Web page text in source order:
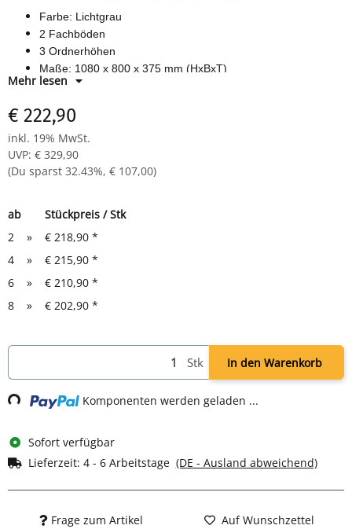
Farbe: Lichtgrau
2 Fachböden
3 Ordnerhöhen
Maße: 1080 x 800 x 375 mm (HxBxT)
Material: Holzspanwerkstoff
Mehr lesen
€ 222,90
inkl. 19% MwSt.
UVP: € 329,90
(Du sparst 32.43%, € 107,00)
ab
Stückpreis / Stk
2
» € 218,90 *
4
» € 215,90 *
6
» € 210,90 *
8
» € 202,90 *
Stk In den Warenkorb
Loading... Komponenten werden geladen ...
Sofort verfügbar
Lieferzeit: 4 - 6 Arbeitstage (DE - Ausland abweichend)
Frage zum Artikel Auf Wunschzettel